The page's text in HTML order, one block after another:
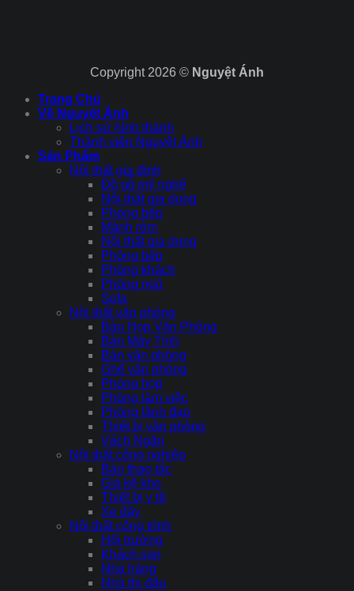
Copyright 2026 © Nguyệt Ánh
Trang Chủ
Về Nguyệt Ánh
Lịch sử hình thành
Thành viên Nguyệt Ánh
Sản Phẩm
Nội thất gia đình
Đồ gỗ mỹ nghệ
Nội thất gia dụng
Phòng bếp
Mành rèm
Nội thất gia dụng
Phòng bếp
Phòng khách
Phòng ngủ
Sofa
Nội thất văn phòng
Bàn Họp Văn Phòng
Bàn Máy Tính
Bàn văn phòng
Ghế văn phòng
Phòng họp
Phòng làm việc
Phòng lãnh đạo
Thiết bị văn phòng
Vách Ngăn
Nội thất công nghiệp
Bàn thao tác
Giá kệ kho
Thiết bị y tế
Xe đẩy
Nội thất công trình
Hội trường
Khách sạn
Nhà hàng
Nhà thi đấu